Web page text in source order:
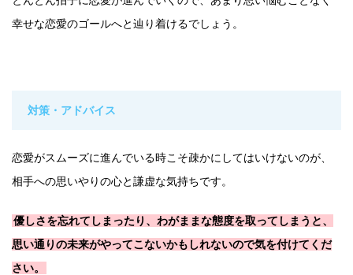
幸せな恋愛のゴールへと辿り着けるでしょう。
対策・アドバイス
恋愛がスムーズに進んでいる時こそ疎かにしてはいけないのが、
相手への思いやりの心と謙虚な気持ちです。
優しさを忘れてしまったり、わがままな態度を取ってしまうと、
思い通りの未来がやってこないかもしれないので気を付けてくだ
さい。